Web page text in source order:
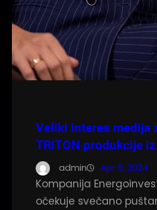
Veliki interes medija
TRITON produkcije
admin Apr 9, 2024
Kompanija
očekuje svečano